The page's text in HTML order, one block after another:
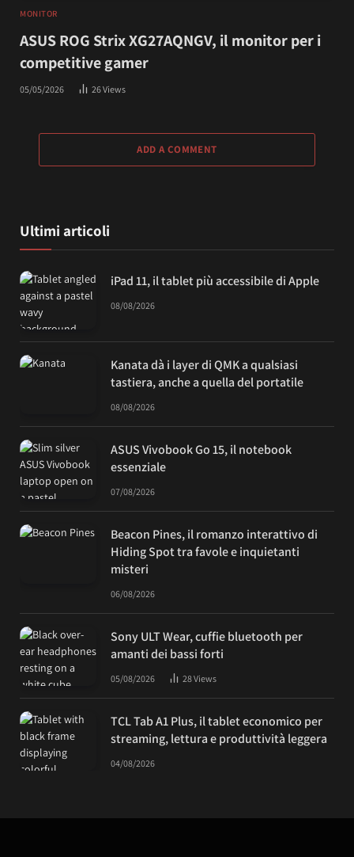
MONITOR
ASUS ROG Strix XG27AQNGV, il monitor per i
competitive gamer
05/05/2026 26Views
ADD A COMMENT
Ultimi articoli
iPad 11, il tablet più accessibile di Apple
08/08/2026
Kanata dà i layer di QMK a qualsiasi
tastiera, anche a quella del portatile
08/08/2026
ASUS Vivobook Go 15, il notebook
essenziale
07/08/2026
Beacon Pines, il romanzo interattivo di
Hiding Spot tra favole e inquietanti
misteri
06/08/2026
Sony ULT Wear, cuffie bluetooth per
amanti dei bassi forti
05/08/2026 28Views
TCL Tab A1 Plus, il tablet economico per
streaming, lettura e produttività leggera
04/08/2026